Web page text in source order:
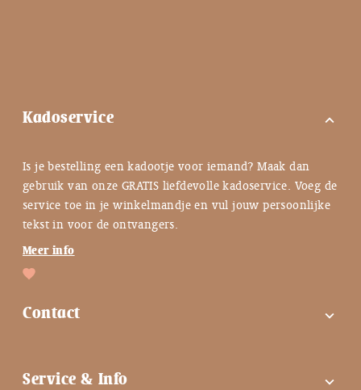
Kadoservice expand_more
Is je bestelling een kadootje voor iemand? Maak dan
gebruik van onze GRATIS liefdevolle kadoservice. Voeg de
service toe in je winkelmandje en vul jouw persoonlijke
tekst in voor de ontvangers.
Meer info
Contact expand_more
Service & Info expand_more